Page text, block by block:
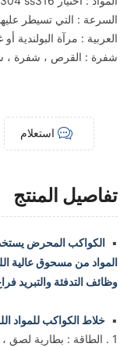
السرعة : التي تسيطر
العربية : مرآة البولندية أو
شفرة : القرص ، شفرة ،
استعلام
تفاصيل المنتج
▪ الكواكب المحرض
المواد من مسحوق عالية
وظائف التدفئة والتبريد
▪ خلاط الكواكب للمواد
1 . الطاقة : بطارية لصق ، لصق البطارية ، الخ .